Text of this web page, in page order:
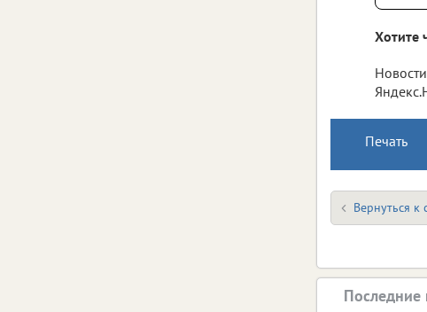
Хотите
Печать
Вернуться к
Последние